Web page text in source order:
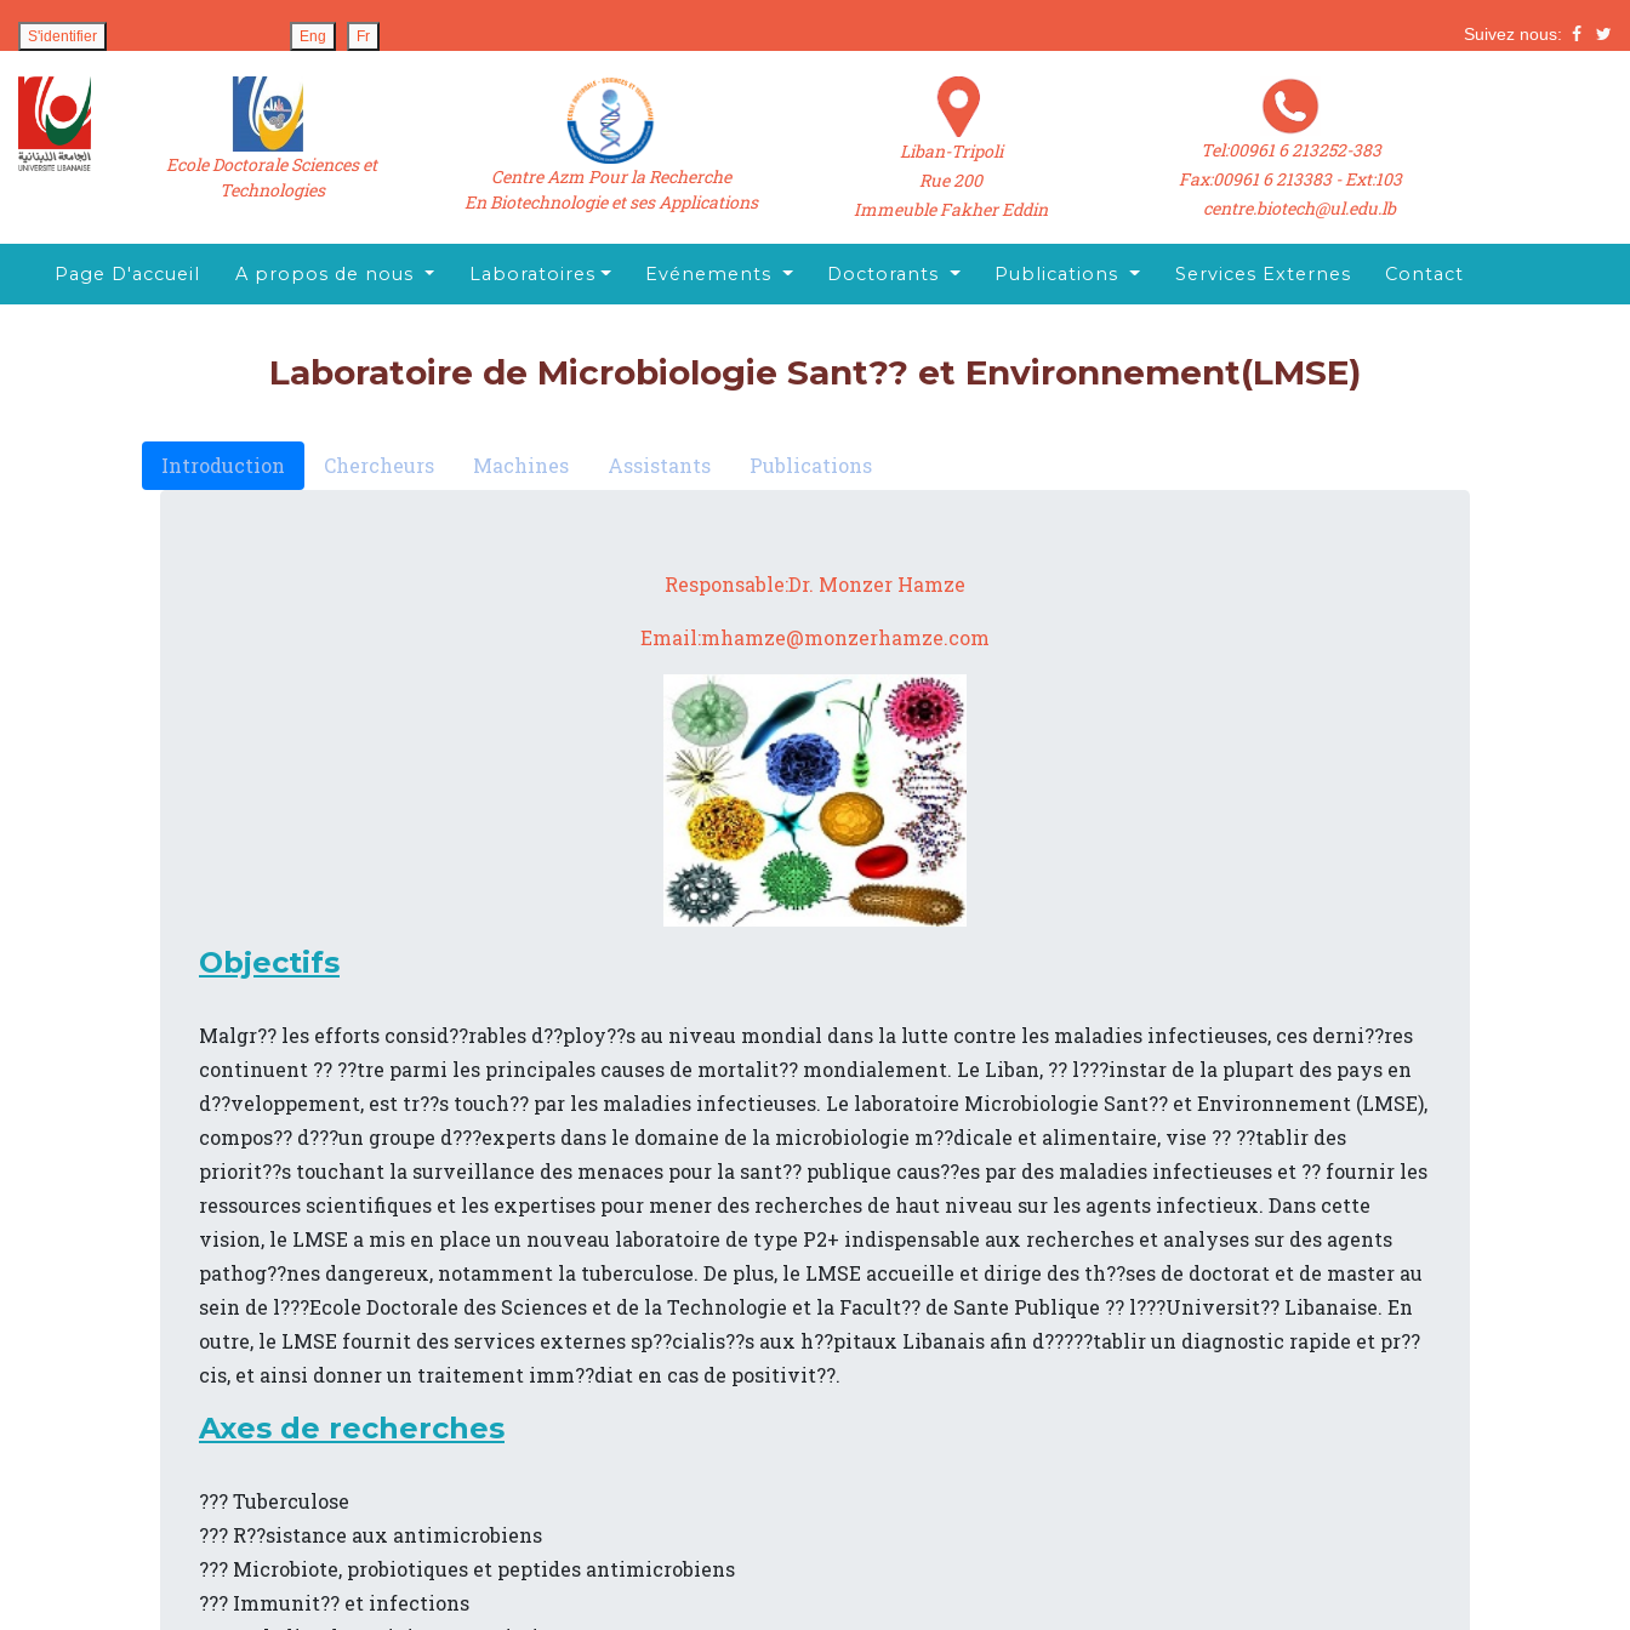
S'identifier Eng Fr Suivez nous:
Ecole Doctorale Sciences et
Technologies
Centre Azm Pour la Recherche
En Biotechnologie et ses Applications
Liban-Tripoli
Rue 200
Immeuble Fakher Eddin
Tel:00961 6 213252-383
Fax:00961 6 213383 - Ext:103
centre.biotech@ul.edu.lb
Page D'accueil A propos de nous Laboratoires Evénements Doctorants Publications Services Externes Contact
Laboratoire de Microbiologie Sant?? et Environnement(LMSE)
Introduction Chercheurs Machines Assistants Publications
Responsable:Dr. Monzer Hamze
Email:mhamze@monzerhamze.com
Objectifs
Malgr?? les efforts consid??rables d??ploy??s au niveau mondial dans la lutte contre les maladies infectieuses, ces derni??res
continuent ?? ??tre parmi les principales causes de mortalit?? mondialement. Le Liban, ?? l???instar de la plupart des pays en
d??veloppement, est tr??s touch?? par les maladies infectieuses. Le laboratoire Microbiologie Sant?? et Environnement (LMSE),
compos?? d???un groupe d???experts dans le domaine de la microbiologie m??dicale et alimentaire, vise ?? ??tablir des
priorit??s touchant la surveillance des menaces pour la sant?? publique caus??es par des maladies infectieuses et ?? fournir les
ressources scientifiques et les expertises pour mener des recherches de haut niveau sur les agents infectieux. Dans cette
vision, le LMSE a mis en place un nouveau laboratoire de type P2+ indispensable aux recherches et analyses sur des agents
pathog??nes dangereux, notamment la tuberculose. De plus, le LMSE accueille et dirige des th??ses de doctorat et de master au
sein de l???Ecole Doctorale des Sciences et de la Technologie et la Facult?? de Sante Publique ?? l???Universit?? Libanaise. En
outre, le LMSE fournit des services externes sp??cialis??s aux h??pitaux Libanais afin d?????tablir un diagnostic rapide et pr??
cis, et ainsi donner un traitement imm??diat en cas de positivit??.
Axes de recherches
??? Tuberculose
??? R??sistance aux antimicrobiens
??? Microbiote, probiotiques et peptides antimicrobiens
??? Immunit?? et infections